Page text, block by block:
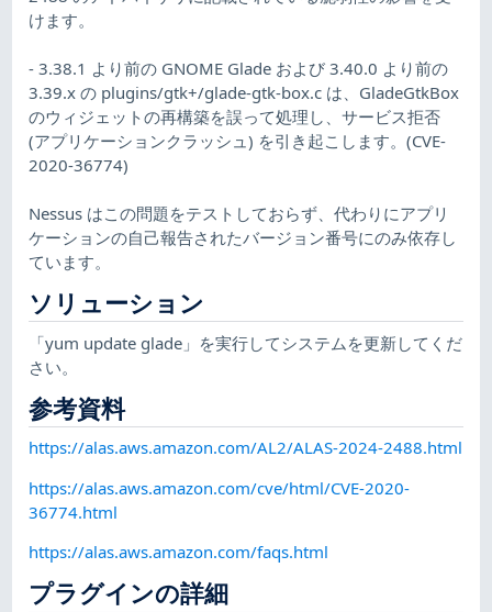
けます。
- 3.38.1 より前の GNOME Glade および 3.40.0 より前の
3.39.x の plugins/gtk+/glade-gtk-box.c は、GladeGtkBox
のウィジェットの再構築を誤って処理し、サービス拒否
(アプリケーションクラッシュ) を引き起こします。(CVE-
2020-36774)
Nessus はこの問題をテストしておらず、代わりにアプリ
ケーションの自己報告されたバージョン番号にのみ依存し
ています。
ソリューション
「yum update glade」を実行してシステムを更新してくだ
さい。
参考資料
https://alas.aws.amazon.com/AL2/ALAS-2024-2488.html
https://alas.aws.amazon.com/cve/html/CVE-2020-
36774.html
https://alas.aws.amazon.com/faqs.html
プラグインの詳細